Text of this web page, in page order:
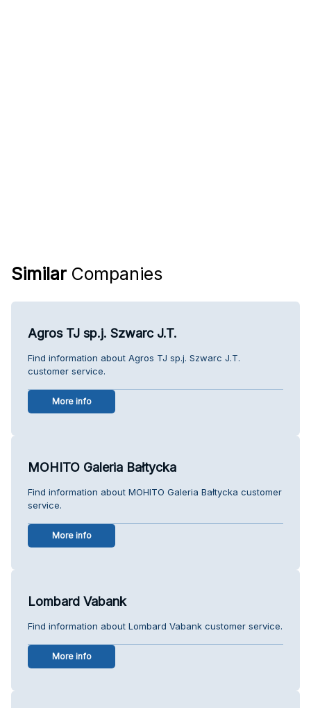
Similar Companies
Agros TJ sp.j. Szwarc J.T.
Find information about Agros TJ sp.j. Szwarc J.T.
customer service.
More info
MOHITO Galeria Bałtycka
Find information about MOHITO Galeria Bałtycka customer
service.
More info
Lombard Vabank
Find information about Lombard Vabank customer service.
More info